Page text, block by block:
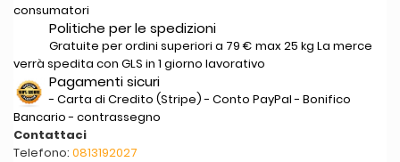
consumatori
Politiche per le spedizioni
Gratuite per ordini superiori a 79 € max 25 kg La merce
verrà spedita con GLS in 1 giorno lavorativo
Pagamenti sicuri
- Carta di Credito (Stripe) - Conto PayPal - Bonifico
Bancario - contrassegno
Contattaci
Telefono: 0813192027